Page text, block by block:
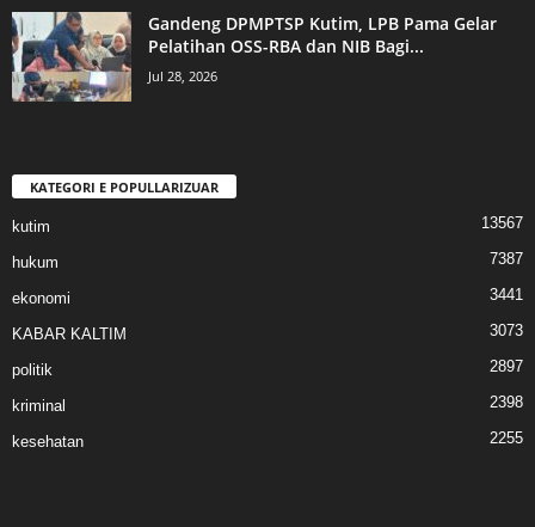
Gandeng DPMPTSP Kutim, LPB Pama Gelar
Pelatihan OSS-RBA dan NIB Bagi...
Jul 28, 2026
KATEGORI E POPULLARIZUAR
kutim 13567
hukum 7387
ekonomi 3441
KABAR KALTIM 3073
politik 2897
kriminal 2398
kesehatan 2255